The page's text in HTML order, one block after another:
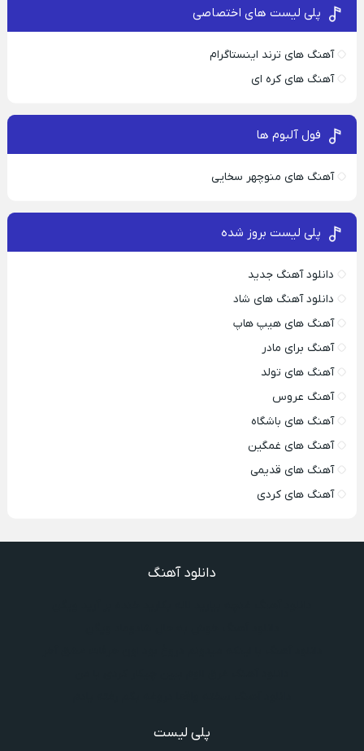
پلی لیست های اختصاصی
آهنگ های ترند اینستاگرام
آهنگ های کره ای
فول آلبوم ها
آهنگ های منوچهر سخایی
پلی لیست بروز شده
دانلود آهنگ جدید
دانلود آهنگ های شاد
آهنگ های هیپ هاپ
آهنگ برای مادر
آهنگ های تولد
آهنگ عروس
آهنگ های باشگاه
آهنگ های غمگین
آهنگ های قدیمی
آهنگ های کردی
دانلود آهنگ
پلی لیست